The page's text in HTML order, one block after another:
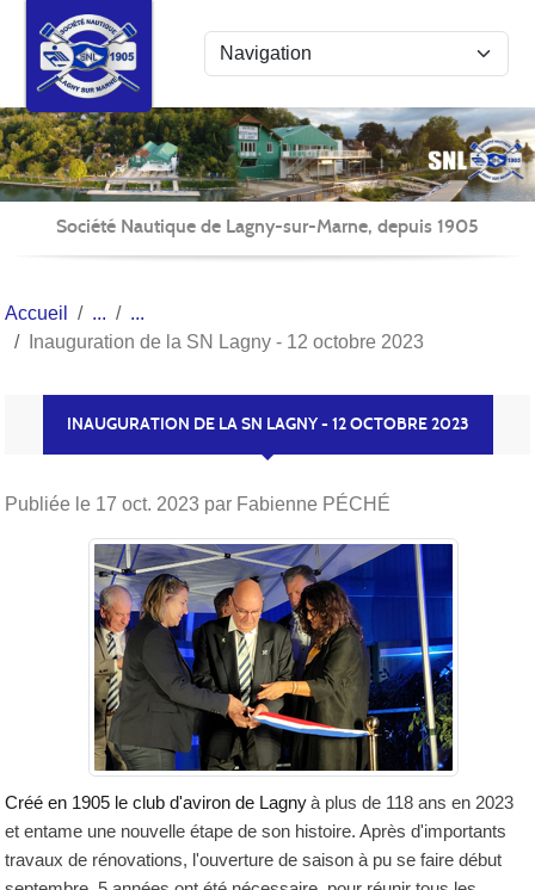
Société Nautique de Lagny-sur-Marne, depuis 1905
Accueil
Inauguration de la SN Lagny - 12 octobre 2023
INAUGURATION DE LA SN LAGNY - 12 OCTOBRE 2023
Publiée le 17 oct. 2023 par Fabienne PÉCHÉ
Créé en 1905 le club d'aviron de Lagnyà plus de 118 ans en 2023
et entame une nouvelle étape de son histoire. Après d'importants
travaux de rénovations, l'ouverture de saison à pu se faire début
Panneau de gestion des cookies